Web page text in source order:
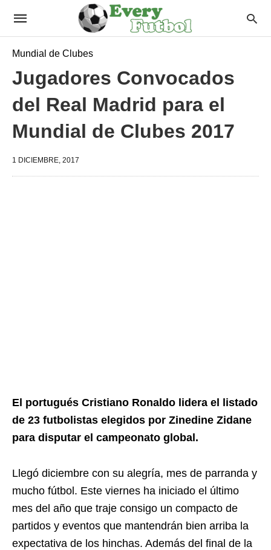
Mundial de Clubes
Jugadores Convocados
del Real Madrid para el
Mundial de Clubes 2017
1 DICIEMBRE, 2017
El portugués Cristiano Ronaldo lidera el listado
de 23 futbolistas elegidos por Zinedine Zidane
para disputar el campeonato global.
Llegó diciembre con su alegría, mes de parranda y
mucho fútbol. Este viernes ha iniciado el último
mes del año que traje consigo un compacto de
partidos y eventos que mantendrán bien arriba la
expectativa de los hinchas. Además del final de la